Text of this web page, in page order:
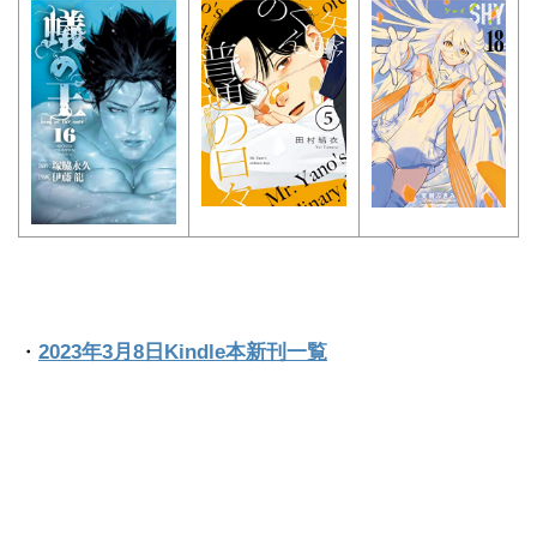
・ 2023年3月8日Kindle本新刊一覧